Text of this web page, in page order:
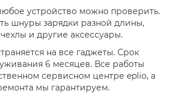
устройство можно проверить.
шнуры зарядки разной длины,
и другие аксессуары.
на все гаджеты. Срок
6 месяцев. Все работы
сервисном центре eplio, а
мы гарантируем.